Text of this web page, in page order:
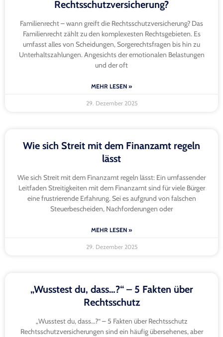
Rechtsschutzversicherung?
Familienrecht – wann greift die Rechtsschutzversicherung? Das
Familienrecht zählt zu den komplexesten Rechtsgebieten. Es
umfasst alles von Scheidungen, Sorgerechtsfragen bis hin zu
Unterhaltszahlungen. Angesichts der emotionalen Belastungen
und der oft
MEHR LESEN »
29. Dezember 2025
Wie sich Streit mit dem Finanzamt regeln
lässt
Wie sich Streit mit dem Finanzamt regeln lässt: Ein umfassender
Leitfaden Streitigkeiten mit dem Finanzamt sind für viele Bürger
eine frustrierende Erfahrung. Sei es aufgrund von falschen
Steuerbescheiden, Nachforderungen oder
MEHR LESEN »
29. Dezember 2025
„Wusstest du, dass…?“ – 5 Fakten über
Rechtsschutz
„Wusstest du, dass…?“ – 5 Fakten über Rechtsschutz
Rechtsschutzversicherungen sind ein häufig übersehenes, aber